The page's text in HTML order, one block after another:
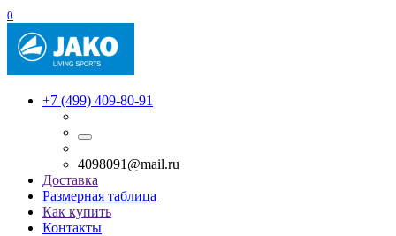
0
+7 (499) 409-80-91
4098091@mail.ru
Доставка
Размерная таблица
Как купить
Контакты